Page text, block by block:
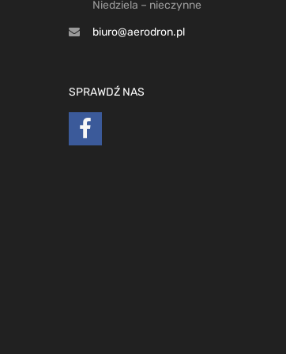
Niedziela – nieczynne
biuro@aerodron.pl
SPRAWDŹ NAS